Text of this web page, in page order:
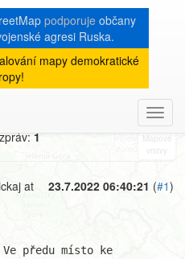
podporujeobčany
agresi Ruska.
mapy demokratické
měsíce
sklípky
1
23.7.2022 06:40:21 (#1)
at
předu místo ke